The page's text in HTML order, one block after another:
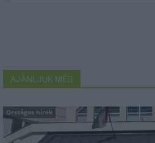
AJÁNLJUK MÉG
Országos hírek